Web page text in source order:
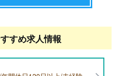
すめ求人情報